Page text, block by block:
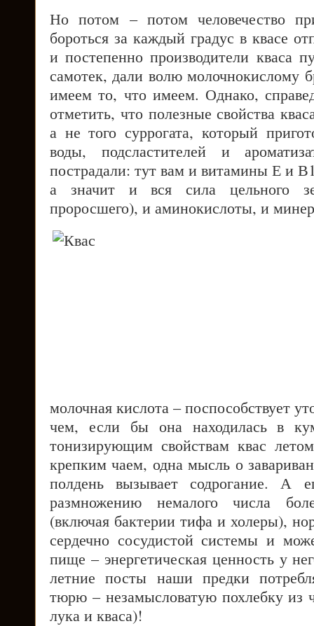
Но потом – потом человечество
бороться за каждый градус в квасе
и постепенно производители кваса
самотек, дали волю молочнокислому
имеем то, что имеем. Однако,
отметить, что полезные свойства
а не того суррогата, который
воды, подсластителей и
пострадали: тут вам и витамины Е и
а значит и вся сила цельного
проросшего), и аминокислоты, и
молочная кислота – поспособствует
чем, если бы она находилась в
тонизирующим свойствам квас
крепким чаем, одна мысль о
полдень вызывает содрогание. А
размножению немалого числа
(включая бактерии тифа и холеры),
сердечно сосудистой системы и
пище – энергетическая ценность у
летние посты наши предки
тюрю – незамысловатую похлебку из
лука и кваса)!